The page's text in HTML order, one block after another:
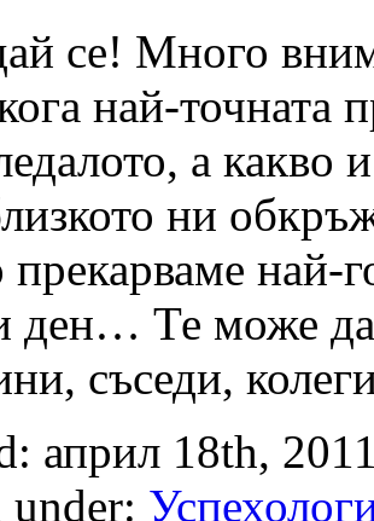
се! Много
най-точната
а какво
ни
прекарваме най-
ден… Те може да
съседи,
април 18th,